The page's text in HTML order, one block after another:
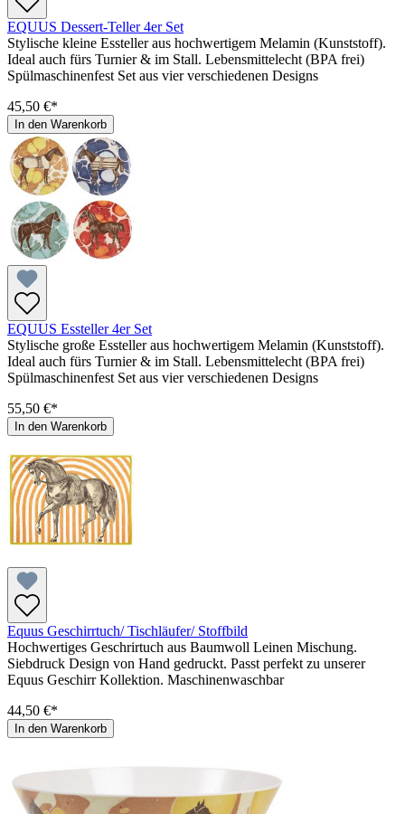
EQUUS Dessert-Teller 4er Set
Stylische kleine Essteller aus hochwertigem Melamin (Kunststoff).
Ideal auch fürs Turnier & im Stall. Lebensmittelecht (BPA frei)
Spülmaschinenfest Set aus vier verschiedenen Designs
45,50 €*
In den Warenkorb
EQUUS Essteller 4er Set
Stylische große Essteller aus hochwertigem Melamin (Kunststoff).
Ideal auch fürs Turnier & im Stall. Lebensmittelecht (BPA frei)
Spülmaschinenfest Set aus vier verschiedenen Designs
55,50 €*
In den Warenkorb
Equus Geschirrtuch/ Tischläufer/ Stoffbild
Hochwertiges Geschrirtuch aus Baumwoll Leinen Mischung.
Siebdruck Design von Hand gedruckt. Passt perfekt zu unserer
Equus Geschirr Kollektion. Maschinenwaschbar
44,50 €*
In den Warenkorb